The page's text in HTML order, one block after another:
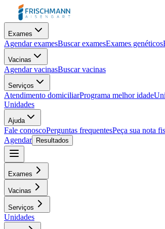
Exames
Agendar examesBuscar examesExames genéticos
Vacinas
Agendar vacinasBuscar vacinas
Serviços
Atendimento domiciliarPrograma melhor idade
Unidades
Ajuda
Fale conoscoPerguntas frequentesPeça sua nota
Agendar
Resultados
Exames
Vacinas
Serviços
Unidades